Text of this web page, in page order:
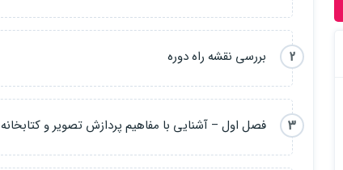
2 بررسی نقشه راه دوره
3 فصل اول – آشنایی با مفاهیم پردازش تصویر و کتابخانه OpenCV